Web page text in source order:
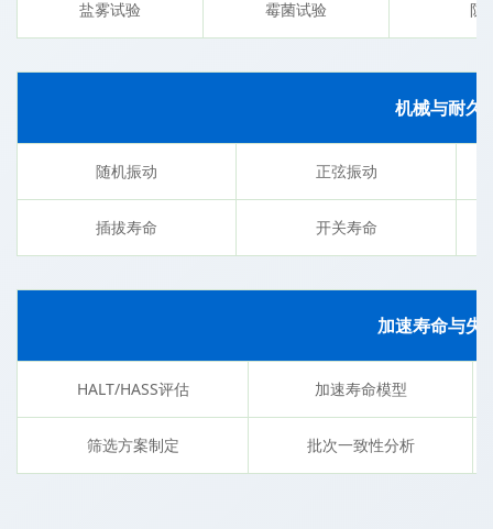
盐雾试验 霉菌试验 防
机械与耐久
随机振动 正弦振动
插拔寿命 开关寿命
加速寿命与失
HALT/HASS评估 加速寿命模型
筛选方案制定 批次一致性分析